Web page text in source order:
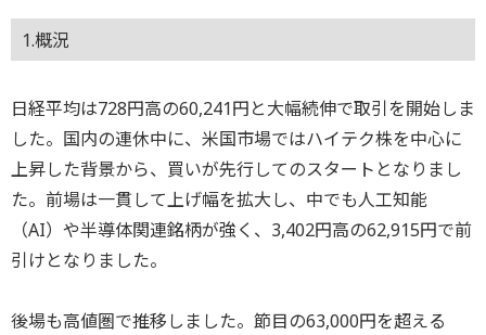
1.概況
日経平均は728円高の60,241円と大幅続伸で取引を開始しま
した。国内の連休中に、米国市場ではハイテク株を中心に
上昇した背景から、買いが先行してのスタートとなりまし
た。前場は一貫して上げ幅を拡大し、中でも人工知能
（AI）や半導体関連銘柄が強く、3,402円高の62,915円で前
引けとなりました。
後場も高値圏で推移しました。節目の63,000円を超える